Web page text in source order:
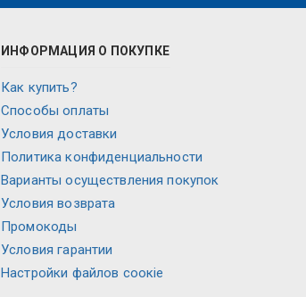
ИНФОРМАЦИЯ О ПОКУПКЕ
Как купить?
Способы оплаты
Условия доставки
Политика конфиденциальности
Варианты осуществления покупок
Условия возврата
Промокоды
Условия гарантии
Настройки файлов соокіе